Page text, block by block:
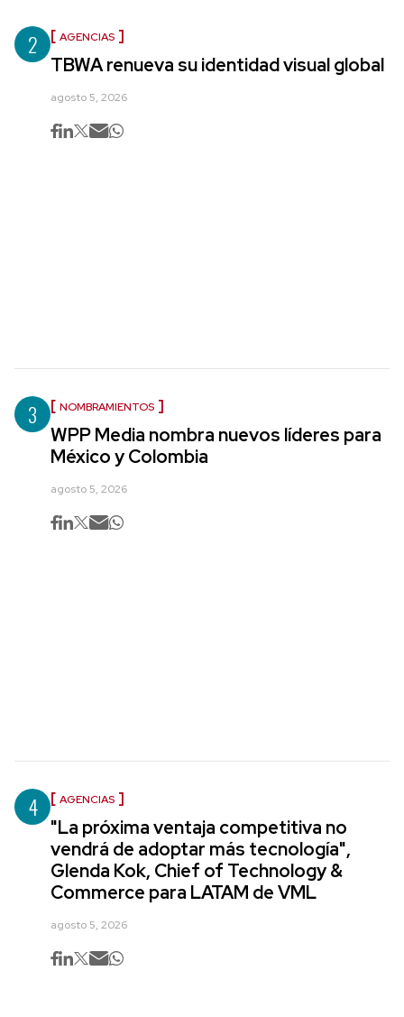
2 AGENCIAS
TBWA renueva su identidad visual global
agosto 5, 2026
3 NOMBRAMIENTOS
WPP Media nombra nuevos líderes para
México y Colombia
agosto 5, 2026
4 AGENCIAS
"La próxima ventaja competitiva no
vendrá de adoptar más tecnología",
Glenda Kok, Chief of Technology &
Commerce para LATAM de VML
agosto 5, 2026